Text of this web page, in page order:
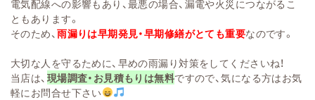
電気配線への影響もあり、最悪の場合、漏電や火災につながるこ
ともあります。
そのため、雨漏りは早期発見・早期修繕がとても重要なのです。
大切な人を守るために、早めの雨漏り対策をしてくださいね！
当店は、 現場調査・お見積もりは無料ですので、気になる方はお気
軽にお問合せ下さい